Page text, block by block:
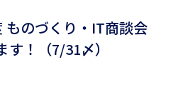
ものづくり・IT商談会
！（7/31〆）